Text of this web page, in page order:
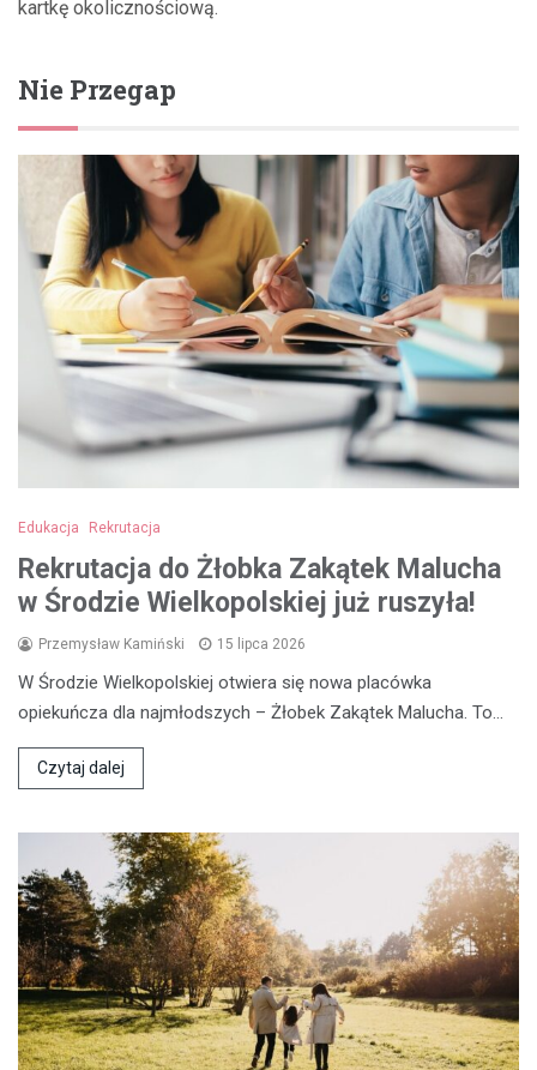
kartkę okolicznościową.
Nie Przegap
Edukacja Rekrutacja
Rekrutacja do Żłobka Zakątek Malucha
w Środzie Wielkopolskiej już ruszyła!
Przemysław Kamiński 15 lipca 2026
W Środzie Wielkopolskiej otwiera się nowa placówka
opiekuńcza dla najmłodszych – Żłobek Zakątek Malucha. To…
Czytaj dalej